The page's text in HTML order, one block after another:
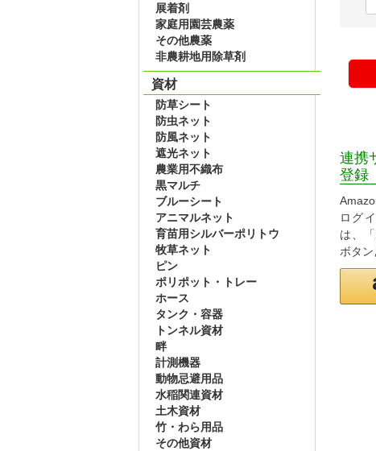
展着剤
家庭用園芸農薬
その他農薬
非農耕地用除草剤
資材
防草シート
防虫ネット
防風ネット
遮光ネット
農業用不織布
黒マルチ
ブルーシート
アニマルネット
育苗用シルバーポリトウ
牧草ネット
ピン
ポリポット・トレー
ホース
タンク・容器
トンネル資材
畔
計測機器
動物忌避用品
水稲関連資材
土木資材
竹・わら用品
その他資材
連携
登録
ログ
は、
ボタン